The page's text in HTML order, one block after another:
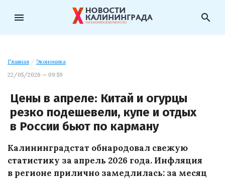
menu search
Главная / Экономика
22/05/2026 — 09:59
Цены в апреле: Китай и огурцы
резко подешевели, купе и отдых
в России бьют по карману
Калининградстат обнародовал свежую
статистику за апрель 2026 года. Инфляция
в регионе прилично замедлилась: за месяц